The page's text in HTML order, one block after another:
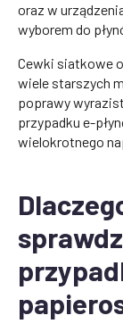
oraz w
wyborem do
Cewki siatkowe
wiele starszych
poprawy
przypadku e-
wielokrotnego